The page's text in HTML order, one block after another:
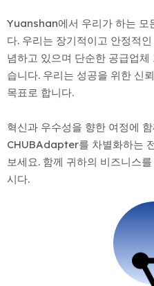
Yuanshan에서 우리가 하는 모
다. 우리는 장기적이고 안정적
념하고 있으며 단순한 공급업
습니다. 우리는 성공을 위한 신
목표로 합니다.
혁신과 우수성을 향한 여정에
CHUBAdapter를 차별화하는
보세요. 함께 귀하의 비즈니스
시다.